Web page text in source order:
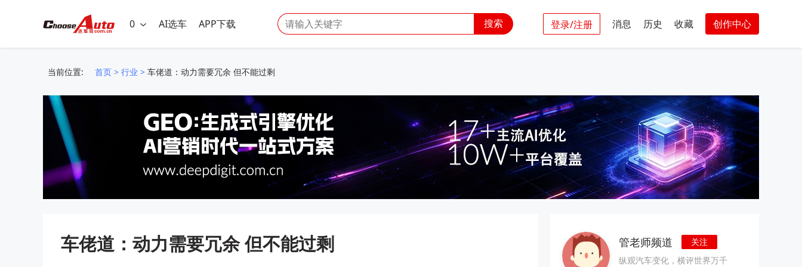
0 AI选车 APP下载 搜索 登录/注册 消息 历史 收藏 创作中心
当前位置: 首页 > 行业 > 车佬道：动力需要冗余 但不能过剩
车佬道：动力需要冗余 但不能过剩 管老师频道
关注
纵观汽车变化，横评世界万千